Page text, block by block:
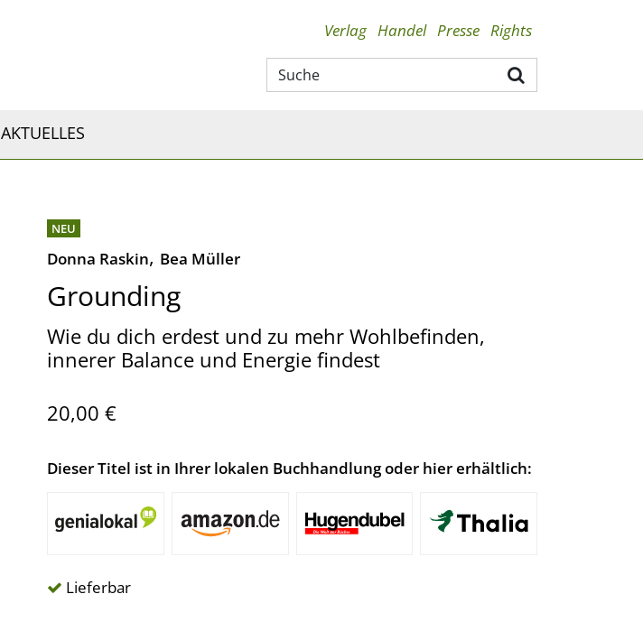
Verlag Handel Presse Rights
AKTUELLES
NEU
Donna Raskin, Bea Müller
Grounding
Wie du dich erdest und zu mehr Wohlbefinden,
innerer Balance und Energie findest
20,00 €
Dieser Titel ist in Ihrer lokalen Buchhandlung oder hier erhältlich:
Lieferbar